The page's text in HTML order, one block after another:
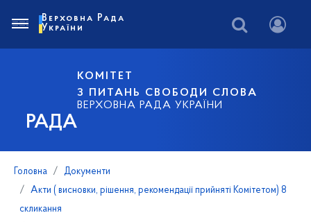
РАДА
КОМІТЕТ
З ПИТАНЬ СВОБОДИ СЛОВА
ВЕРХОВНА РАДА УКРАЇНИ
Верховна Рада
України
Головна
Документи
Акти ( висновки, рішення, рекомендації прийняті Комітетом) 8
скликання